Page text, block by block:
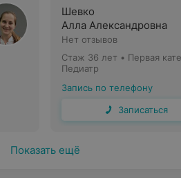
Шевко
Алла Александровна
Нет отзывов
Стаж 36 лет • Первая
Педиатр
Запись по телефону
Записаться
Показать ещё